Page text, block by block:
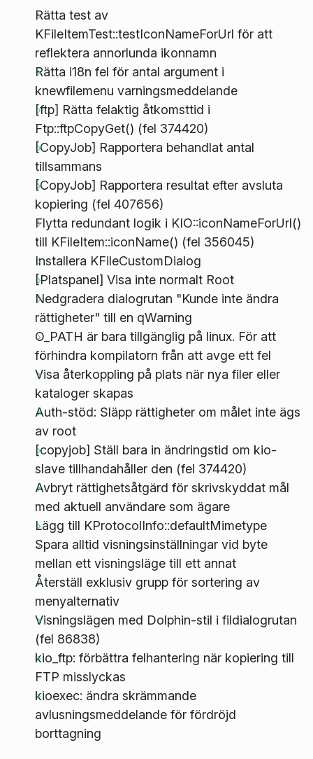
Rätta test av
KFileItemTest::testIconNameForUrl för att
reflektera annorlunda ikonnamn
Rätta i18n fel för antal argument i
knewfilemenu varningsmeddelande
[ftp] Rätta felaktig åtkomsttid i
Ftp::ftpCopyGet() (fel 374420)
[CopyJob] Rapportera behandlat antal
tillsammans
[CopyJob] Rapportera resultat efter avsluta
kopiering (fel 407656)
Flytta redundant logik i KIO::iconNameForUrl()
till KFileItem::iconName() (fel 356045)
Installera KFileCustomDialog
[Platspanel] Visa inte normalt Root
Nedgradera dialogrutan "Kunde inte ändra
rättigheter" till en qWarning
O_PATH är bara tillgänglig på linux. För att
förhindra kompilatorn från att avge ett fel
Visa återkoppling på plats när nya filer eller
kataloger skapas
Auth-stöd: Släpp rättigheter om målet inte ägs
av root
[copyjob] Ställ bara in ändringstid om kio-
slave tillhandahåller den (fel 374420)
Avbryt rättighetsåtgärd för skrivskyddat mål
med aktuell användare som ägare
Lägg till KProtocolInfo::defaultMimetype
Spara alltid visningsinställningar vid byte
mellan ett visningsläge till ett annat
Återställ exklusiv grupp för sortering av
menyalternativ
Visningslägen med Dolphin-stil i fildialogrutan
(fel 86838)
kio_ftp: förbättra felhantering när kopiering till
FTP misslyckas
kioexec: ändra skrämmande
avlusningsmeddelande för fördröjd
borttagning